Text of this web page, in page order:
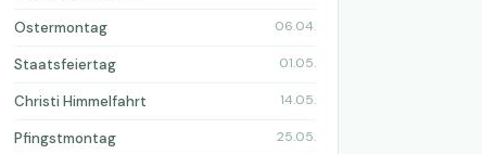
Ostermontag 06.04.
Staatsfeiertag 01.05.
Christi Himmelfahrt 14.05.
Pfingstmontag 25.05.